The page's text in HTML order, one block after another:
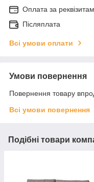
Оплата за
Післяплата
Всі умови оплати
Умови повернення
Повернення товару
Всі умови повернення
Подібні товари